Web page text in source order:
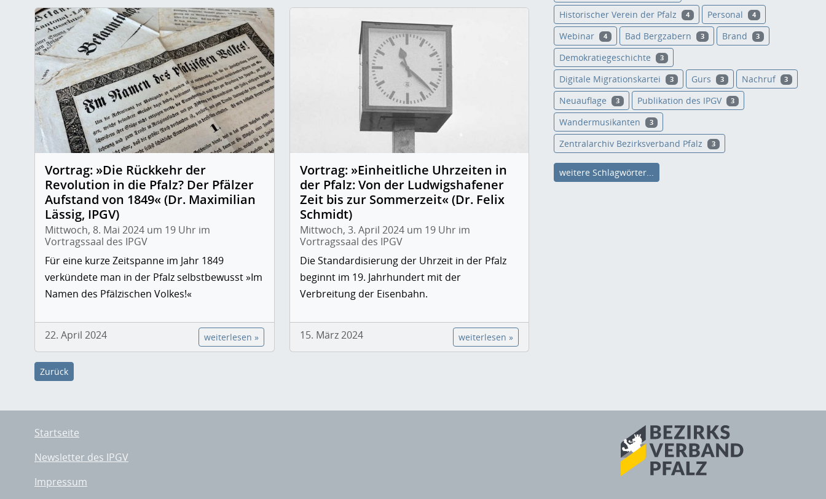
Vortrag: »Die Rückkehr der
Revolution in die Pfalz? Der Pfälzer
Aufstand von 1849« (Dr. Maximilian
Lässig, IPGV)
Mittwoch, 8. Mai 2024 um 19 Uhr im
Vortragssaal des IPGV
Für eine kurze Zeitspanne im Jahr 1849
verkündete man in der Pfalz selbstbewusst »Im
Namen des Pfälzischen Volkes!«
22. April 2024 weiterlesen »
Vortrag: »Einheitliche Uhrzeiten in
der Pfalz: Von der Ludwigshafener
Zeit bis zur Sommerzeit« (Dr. Felix
Schmidt)
Mittwoch, 3. April 2024 um 19 Uhr im
Vortragssaal des IPGV
Die Standardisierung der Uhrzeit in der Pfalz
beginnt im 19. Jahrhundert mit der
Verbreitung der Eisenbahn.
15. März 2024 weiterlesen »
Zurück
Historischer Verein der Pfalz 4 Personal 4
Webinar 4 Bad Bergzabern 3 Brand 3
Demokratiegeschichte 3
Digitale Migrationskartei 3 Gurs 3 Nachruf 3
Neuauflage 3 Publikation des IPGV 3
Wandermusikanten 3
Zentralarchiv Bezirksverband Pfalz 3
weitere Schlagwörter...
Startseite
Newsletter des IPGV
Impressum